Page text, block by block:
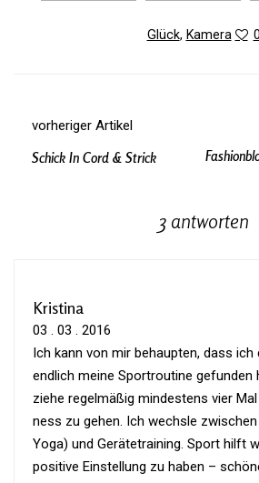
Glück, Kamera 0
vorheriger Artikel
Schick In Cord & Strick
3 antworten
Kristina
03 . 03 . 2016
Ich kann von mir behaupten, dass ich
end­lich meine Sport­rou­tine
ziehe regel­mäßig min­des­tens vier
ness zu gehen. Ich wechsle
Yoga) und Gerä­te­trai­ning. Sport hilft
posi­tive Ein­stel­lung zu haben –